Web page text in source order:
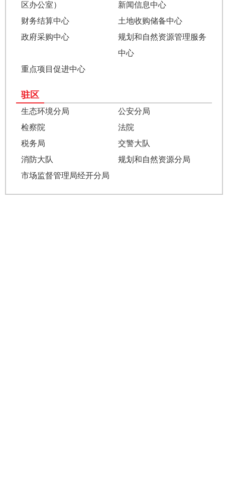
区办公室）
新闻信息中心
财务结算中心
土地收购储备中心
政府采购中心
规划和自然资源管理服务
中心
重点项目促进中心
驻区
生态环境分局
公安分局
检察院
法院
税务局
交警大队
消防大队
规划和自然资源分局
市场监督管理局经开分局